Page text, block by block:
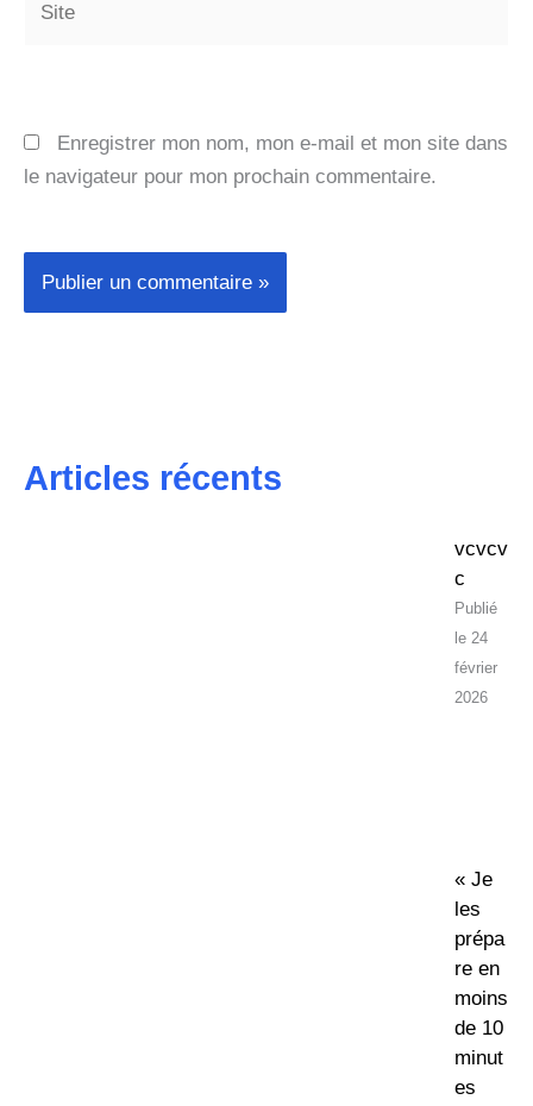
Enregistrer mon nom, mon e-mail et mon site dans
le navigateur pour mon prochain commentaire.
Articles récents
vcvcv
c
24
février
2026
« Je
les
prépa
re en
moins
de 10
minut
es